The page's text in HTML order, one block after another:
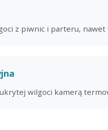
z piwnic i parteru,
wilgoci kamerą